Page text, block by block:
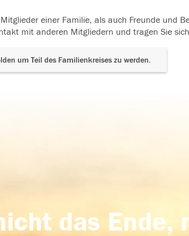
einer Familie, als auch Freunde und
mit anderen Mitgliedern und tragen Sie
um Teil des Familienkreises zu werden.
das Ende,